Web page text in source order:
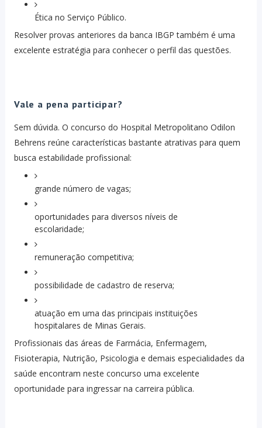
Ética no Serviço Público.
Resolver provas anteriores da banca IBGP também é uma
excelente estratégia para conhecer o perfil das questões.
Vale a pena participar?
Sem dúvida. O concurso do Hospital Metropolitano Odilon
Behrens reúne características bastante atrativas para quem
busca estabilidade profissional:
grande número de vagas;
oportunidades para diversos níveis de
escolaridade;
remuneração competitiva;
possibilidade de cadastro de reserva;
atuação em uma das principais instituições
hospitalares de Minas Gerais.
Profissionais das áreas de Farmácia, Enfermagem,
Fisioterapia, Nutrição, Psicologia e demais especialidades da
saúde encontram neste concurso uma excelente
oportunidade para ingressar na carreira pública.